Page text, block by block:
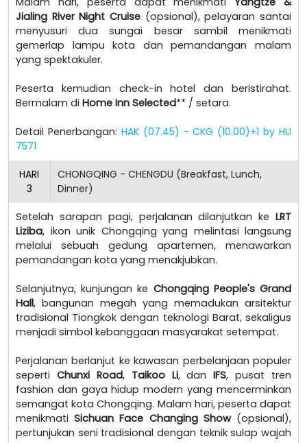
Jialing River Night Cruise (opsional), pelayaran santai
menyusuri dua sungai besar sambil menikmati
gemerlap lampu kota dan pemandangan malam
yang spektakuler.
Peserta kemudian check-in hotel dan beristirahat.
Bermalam di Home Inn Selected** / setara.
Detail Penerbangan: HAK (07.45) - CKG (10.00)+1 by HU
7571
HARI
3
CHONGQING - CHENGDU (Breakfast, Lunch,
Dinner)
Setelah sarapan pagi, perjalanan dilanjutkan ke LRT
Liziba, ikon unik Chongqing yang melintasi langsung
melalui sebuah gedung apartemen, menawarkan
pemandangan kota yang menakjubkan.
Selanjutnya, kunjungan ke Chongqing People's Grand
Hall, bangunan megah yang memadukan arsitektur
tradisional Tiongkok dengan teknologi Barat, sekaligus
menjadi simbol kebanggaan masyarakat setempat.
Perjalanan berlanjut ke kawasan perbelanjaan populer
seperti Chunxi Road, Taikoo Li, danIFS, pusat tren
fashion dan gaya hidup modern yang mencerminkan
semangat kota Chongqing. Malam hari, peserta dapat
menikmatiSichuan Face Changing Show(opsional),
pertunjukan seni tradisional dengan teknik sulap wajah